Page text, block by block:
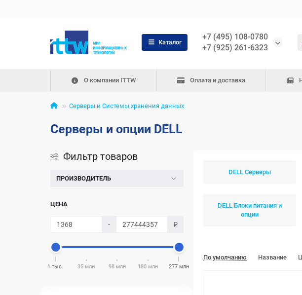
Каталог
+7 (495) 108-0780
+7 (925) 261-6323
О компании ITTW Оплата и доставка
Серверы и Системы хранения данных
Серверы и опции DELL
Фильтр товаров
ПРОИЗВОДИТЕЛЬ
ЦЕНА
- ₽
1 тыс. 35 млн 98 млн 180 млн 277 млн
DELL Серверы
DELL Блоки питания и
опции
По умолчанию Название